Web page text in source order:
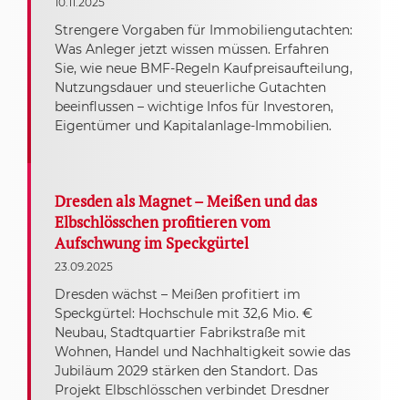
Strengere Vorgaben für Immobiliengutachten:
Was Anleger jetzt wissen müssen. Erfahren
Sie, wie neue BMF-Regeln Kaufpreisaufteilung,
Nutzungsdauer und steuerliche Gutachten
beeinflussen – wichtige Infos für Investoren,
Eigentümer und Kapitalanlage-Immobilien.
Dresden als Magnet – Meißen und das
Elbschlösschen profitieren vom
Aufschwung im Speckgürtel
23.09.2025
Dresden wächst – Meißen profitiert im
Speckgürtel: Hochschule mit 32,6 Mio. €
Neubau, Stadtquartier Fabrikstraße mit
Wohnen, Handel und Nachhaltigkeit sowie das
Jubiläum 2029 stärken den Standort. Das
Projekt Elbschlösschen verbindet Dresdner